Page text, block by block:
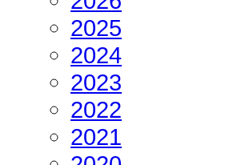
2025
2024
2023
2022
2021